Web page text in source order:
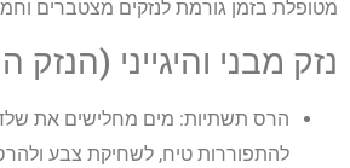
מטופלת בזמן גורמת לנזקים מצטברים
נזק מבני והיגייני (הנזק
הרס תשתיות: מים מחלישים את שלד
להתפוררות טיח, לשחיקת צבע ולהרס